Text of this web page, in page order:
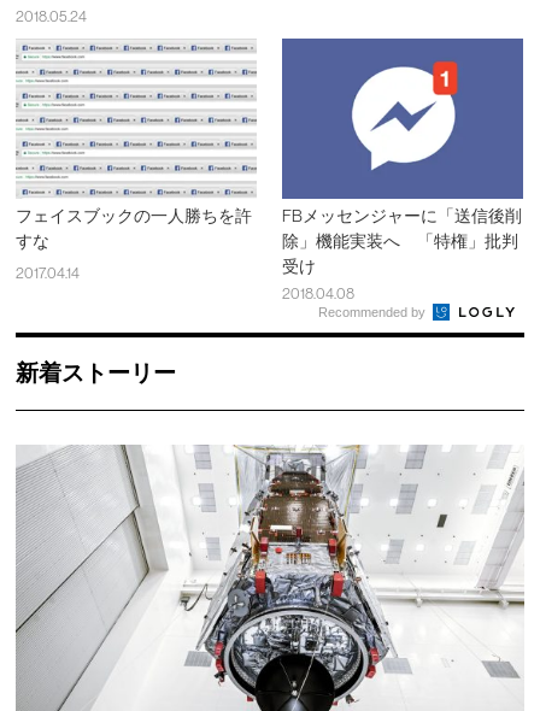
2018.05.24
フェイスブックの一人勝ちを許
すな
2017.04.14
FBメッセンジャーに「送信後削
除」機能実装へ 「特権」批判
受け
2018.04.08
Recommended by
新着ストーリー